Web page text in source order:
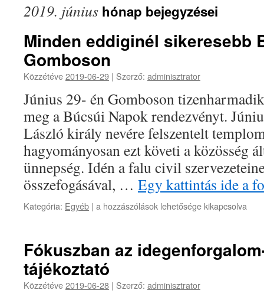
2019. június hónap bejegyzései
Minden eddiginél sikeresebb
Gomboson
Közzétéve2019-06-29 | Szerző: adminisztrator
Június 29- én Gomboson
meg a Búcsúi Napok rendezvényt.
László király nevére felszentelt
hagyományosan ezt követi a közösség
ünnepség. Idén a falu civil
összefogásával, … Egy kattintás ide a
Kategória: Egyéb | a hozzászólások lehetősége kikapcsolva
Fókuszban az
tájékoztató
Közzétéve2019-06-28 | Szerző: adminisztrator